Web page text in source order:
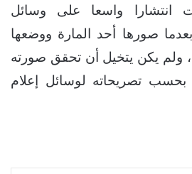
انتشارا واسعا على وسائل
صورها أحد المارة ووضعها
ولم يكن يتخيل أن تحقق صورته
بحسب تصريحاته لوسائل إعلام